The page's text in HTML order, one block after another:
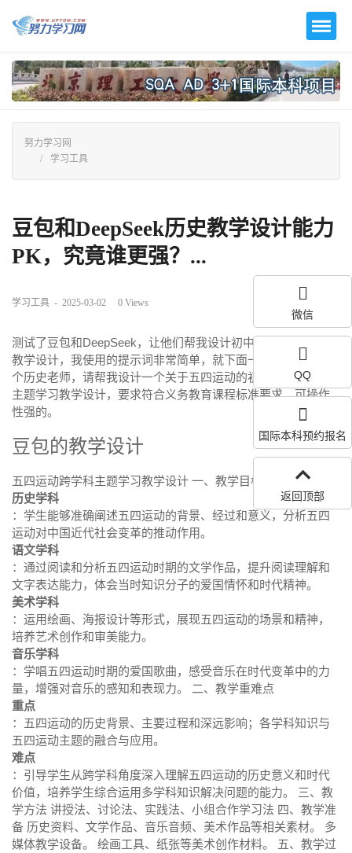
努力学习网
学习工具
豆包和DeepSeek历史教学设计能力
PK，究竟谁更强？...
学习工具 - 2025-03-02 0 Views
测试了豆包和DeepSeek，让他们帮我设计初中历史跨学科主题
教学设计，我使用的提示词非常简单，就下面一句话： 我是一
个历史老师，请帮我设计一个关于五四运动的初中历史跨学科
主题学习教学设计，要求符合义务教育课程标准要求，可操作
性强的。
豆包的教学设计
五四运动跨学科主题学习教学设计 一、教学目标
历史学科
：学生能够准确阐述五四运动的背景、经过和意义，分析五四
运动对中国近代社会变革的推动作用。
语文学科
：通过阅读和分析五四运动时期的文学作品，提升阅读理解和
文字表达能力，体会当时知识分子的爱国情怀和时代精神。
美术学科
：运用绘画、海报设计等形式，展现五四运动的场景和精神，
培养艺术创作和审美能力。
音乐学科
：学唱五四运动时期的爱国歌曲，感受音乐在时代变革中的力
量，增强对音乐的感知和表现力。 二、教学重难点
重点
：五四运动的历史背景、主要过程和深远影响；各学科知识与
五四运动主题的融合与应用。
难点
：引导学生从跨学科角度深入理解五四运动的历史意义和时代
价值，培养学生综合运用多学科知识解决问题的能力。 三、教
学方法 讲授法、讨论法、实践法、小组合作学习法 四、教学准
备 历史资料、文学作品、音乐音频、美术作品等相关素材。 多
媒体教学设备。 绘画工具、纸张等美术创作材料。 五、教学过
微信
QQ
国际本科预约报名
返回顶部